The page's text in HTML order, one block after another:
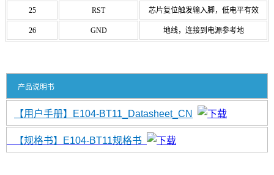
25 RST 芯片复位触发输入脚，低电平有效
26 GND 地线，连接到电源参考地
产品说明书
【用户手册】E104-BT11_Datasheet_CN
【规格书】E104-BT11规格书